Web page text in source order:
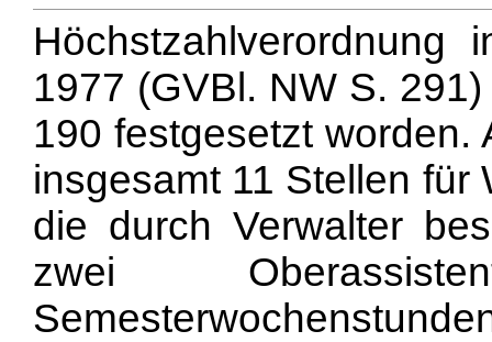
1977 (GVBl. NW S.
190 festgesetzt worden.
insgesamt 11 Stellen für
die durch Verwalter
zwei